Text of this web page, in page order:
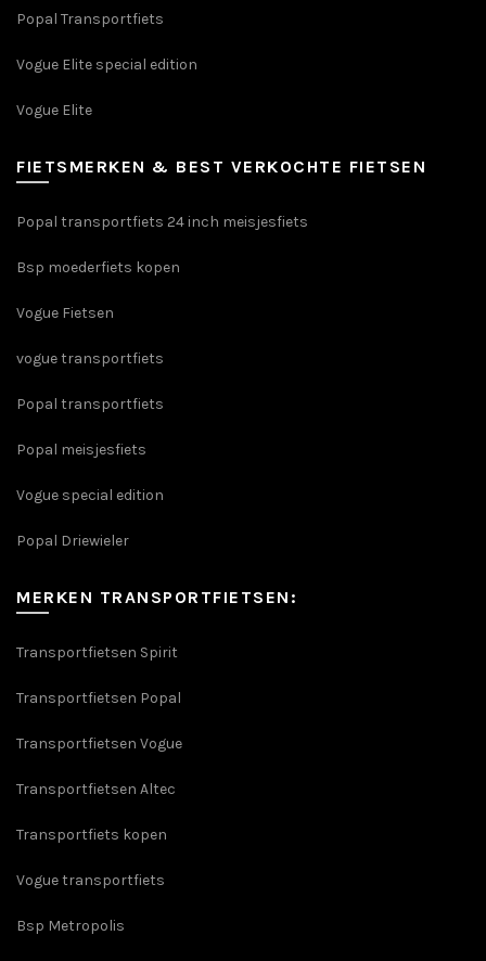
Popal Transportfiets
Vogue Elite special edition
Vogue Elite
FIETSMERKEN & BEST VERKOCHTE FIETSEN
Popal transportfiets 24 inch meisjesfiets
Bsp moederfiets kopen
Vogue Fietsen
vogue transportfiets
Popal transportfiets
Popal meisjesfiets
Vogue special edition
Popal Driewieler
MERKEN TRANSPORTFIETSEN:
Transportfietsen Spirit
Transportfietsen Popal
Transportfietsen Vogue
Transportfietsen Altec
Transportfiets kopen
Vogue transportfiets
Bsp Metropolis